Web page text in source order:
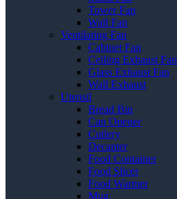
Tower Fan
Wall Fan
Ventilating Fan
Cabinet Fan
Ceiling Exhaust Fan
Glass Exhaust Fan
Wall Exhaust
Utensil
Bread Bin
Can Opener
Cutlery
Decanter
Food Container
Food Slicer
Food Warmer
Mug